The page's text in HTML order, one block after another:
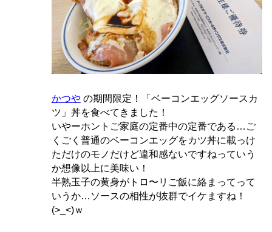
かつやの期間限定！「ベーコンエッグソースカ
ツ」丼を食べてきました！
いやーホントご家庭の定番中の定番である…ご
くごく普通のベーコンエッグをカツ丼に載っけ
ただけのモノだけど違和感ないですねっていう
か想像以上に美味い！
半熟玉子の黄身がトロ〜リご飯に絡まってって
いうか…ソースの相性が抜群でイケますね！
(>_<)ｗ